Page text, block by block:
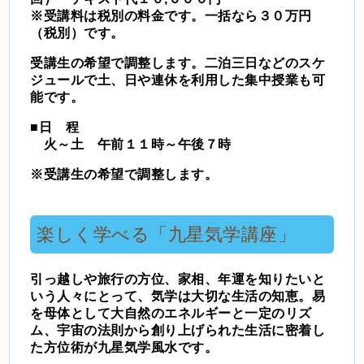
※受講料は税別の料金です。一括なら３０万円
（税別）です。
受講生の希望で調整します。二泊三日などのスケ
ジュールで土、日や連休を利用した集中授業も可
能です。
■日 程
火～土 午前１１時～午後７時
※受講生の希望で調整します。
楽しく学べる「 九星気学講座」
引っ越しや旅行の方位、家相、年運を知りたいと
いう人々にとって、気学は大切な生活の知恵。易
を母体として大自然のエネルギーと一定のリズ
ム、宇宙の法則から創り上げられた生活に密着し
た方位術が九星気学風水です。